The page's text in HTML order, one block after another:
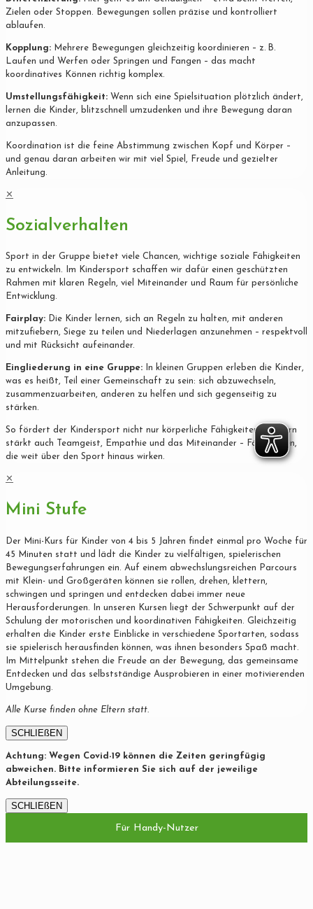
Zielen oder Stoppen. Bewegungen sollen präzise und kontrolliert
ablaufen.
Kopplung: Mehrere Bewegungen gleichzeitig koordinieren – z. B.
Laufen und Werfen oder Springen und Fangen – das macht
koordinatives Können richtig komplex.
Umstellungsfähigkeit: Wenn sich eine Spielsituation plötzlich ändert,
lernen die Kinder, blitzschnell umzudenken und ihre Bewegung daran
anzupassen.
Koordination ist die feine Abstimmung zwischen Kopf und Körper –
und genau daran arbeiten wir mit viel Spiel, Freude und gezielter
Anleitung.
✕
Sozialverhalten
Sport in der Gruppe bietet viele Chancen, wichtige soziale Fähigkeiten
zu entwickeln. Im Kindersport schaffen wir dafür einen geschützten
Rahmen mit klaren Regeln, viel Miteinander und Raum für persönliche
Entwicklung.
Fairplay: Die Kinder lernen, sich an Regeln zu halten, mit anderen
mitzufiebern, Siege zu teilen und Niederlagen anzunehmen – respektvoll
und mit Rücksicht aufeinander.
Eingliederung in eine Gruppe: In kleinen Gruppen erleben die Kinder,
was es heißt, Teil einer Gemeinschaft zu sein: sich abzuwechseln,
zusammenzuarbeiten, anderen zu helfen und sich gegenseitig zu
stärken.
So fördert der Kindersport nicht nur körperliche Fähigkeiten, sondern
stärkt auch Teamgeist, Empathie und das Miteinander – Fähigkeiten,
die weit über den Sport hinaus wirken.
✕
Mini Stufe
Der Mini-Kurs für Kinder von 4 bis 5 Jahren findet einmal pro Woche für
45 Minuten statt und lädt die Kinder zu vielfältigen, spielerischen
Bewegungserfahrungen ein. Auf einem abwechslungsreichen Parcours
mit Klein- und Großgeräten können sie rollen, drehen, klettern,
schwingen und springen und entdecken dabei immer neue
Herausforderungen. In unseren Kursen liegt der Schwerpunkt auf der
Schulung der motorischen und koordinativen Fähigkeiten. Gleichzeitig
erhalten die Kinder erste Einblicke in verschiedene Sportarten, sodass
sie spielerisch herausfinden können, was ihnen besonders Spaß macht.
Im Mittelpunkt stehen die Freude an der Bewegung, das gemeinsame
Entdecken und das selbstständige Ausprobieren in einer motivierenden
Umgebung.
Alle Kurse finden ohne Eltern statt.
SCHLIEßEN
Achtung: Wegen Covid-19 können die Zeiten geringfügig
abweichen. Bitte informieren Sie sich auf der jeweilige
Abteilungsseite.
SCHLIEßEN
Für Handy-Nutzer